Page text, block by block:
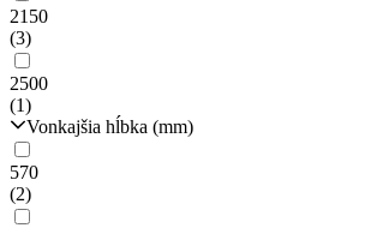
2150
(3)
2500
(1)
Vonkajšia hĺbka (mm)
570
(2)